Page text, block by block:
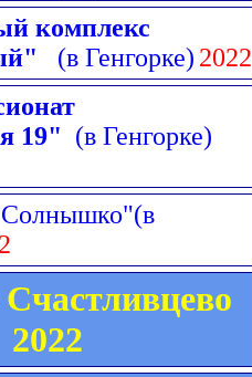
комплекс
(в Генгорке) 2022
19" (в Генгорке)
(в
2022